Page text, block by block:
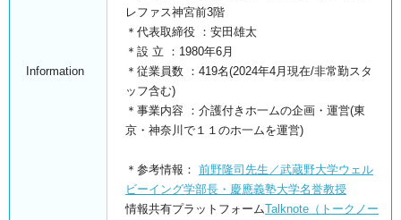
Information
レファス神宮前3階
＊代表取締役 ：安田雄太
＊設 立 ：1980年6月
＊従業員数 ：419名(2024年4月現在/非常勤スタ
ッフ含む)
＊事業内容 ：介護付きホ一ムの企画・運営(東
京・神奈川で１１のホ一ムを運営)
＊参考情報： 前野隆司先生／武蔵野大学ウェル
ビーイング学部長・慶應義塾大学名誉教授
情報共有プラットフォームTalknote（トークノー